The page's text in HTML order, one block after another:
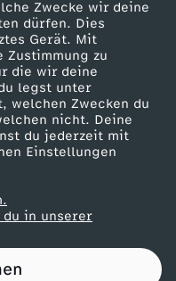
Zwecke wir deine
dürfen. Dies
Gerät. Mit
zu
die wir deine
legst unter
welchen Zwecken du
nicht. Deine
du jederzeit mit
Einstellungen
in unserer